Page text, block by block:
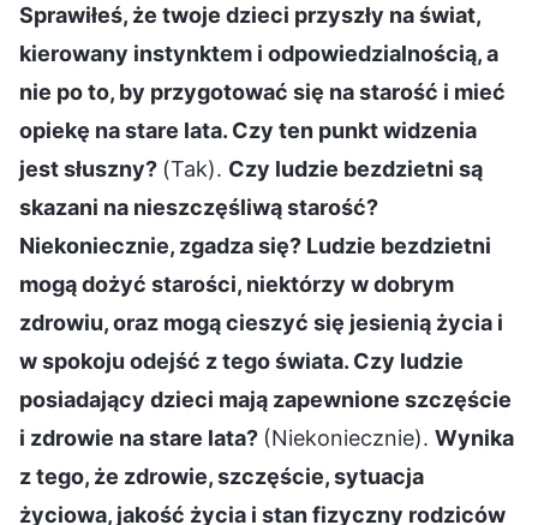
Sprawiłeś, że twoje dzieci przyszły na świat,
kierowany instynktem i odpowiedzialnością, a
nie po to, by przygotować się na starość i mieć
opiekę na stare lata. Czy ten punkt widzenia
jest słuszny? (Tak). Czy ludzie bezdzietni są
skazani na nieszczęśliwą starość?
Niekoniecznie, zgadza się? Ludzie bezdzietni
mogą dożyć starości, niektórzy w dobrym
zdrowiu, oraz mogą cieszyć się jesienią życia i
w spokoju odejść z tego świata. Czy ludzie
posiadający dzieci mają zapewnione szczęście
i zdrowie na stare lata? (Niekoniecznie). Wynika
z tego, że zdrowie, szczęście, sytuacja
życiowa, jakość życia i stan fizyczny rodziców